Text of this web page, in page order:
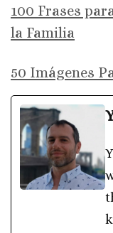
100 Frases
la Familia
50 Imágenes